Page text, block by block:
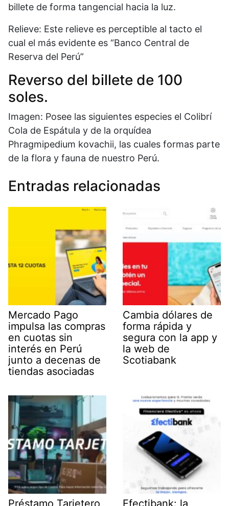
billete de forma tangencial hacia la luz.
Relieve: Este relieve es perceptible al tacto el
cual el más evidente es “Banco Central de
Reserva del Perú”
Reverso del billete de 100
soles.
Imagen: Posee las siguientes especies el Colibrí
Cola de Espátula y de la orquídea
Phragmipedium kovachii, las cuales formas parte
de la flora y fauna de nuestro Perú.
Entradas relacionadas
Mercado Pago
impulsa las compras
en cuotas sin
interés en Perú
junto a decenas de
tiendas asociadas
Cambia dólares de
forma rápida y
segura con la app y
la web de
Scotiabank
Préstamo Tarjetero
Efectibank: la